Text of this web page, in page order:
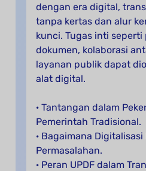
dengan era digital,
tanpa kertas dan alur
kunci. Tugas inti seperti
dokumen, kolaborasi
layanan publik dapat
alat digital.
· Tantangan dalam
Pemerintah Tradisional.
· Bagaimana
Permasalahan.
· Peran UPDF dalam